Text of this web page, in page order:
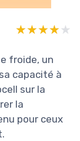
★★★★★
★★★★★
froide, un
capacité à
sur la
la
pour ceux